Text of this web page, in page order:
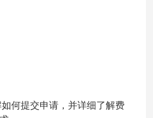
何提交申请，并详细了解费